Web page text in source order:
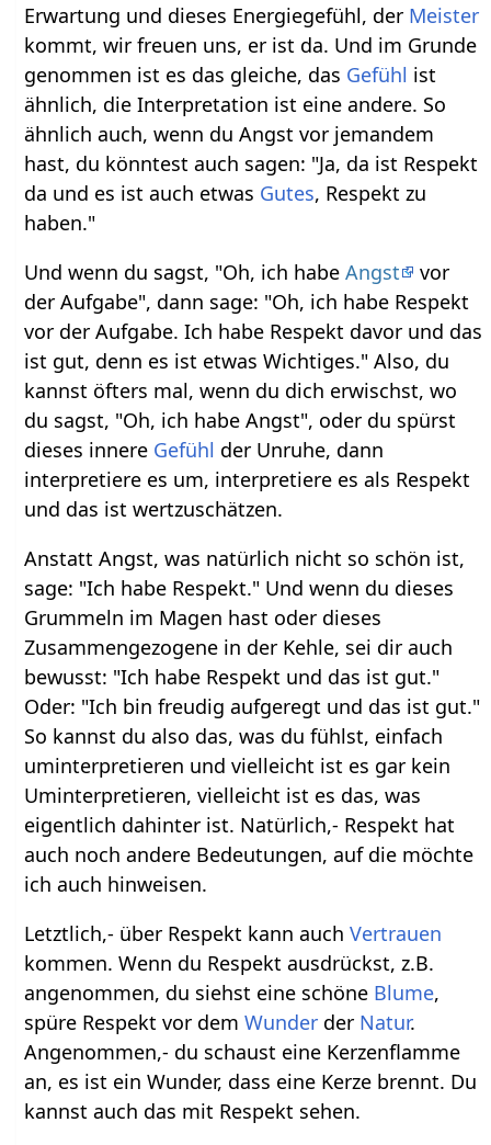
Erwartung und dieses Energiegefühl, der Meister
kommt, wir freuen uns, er ist da. Und im Grunde
genommen ist es das gleiche, das Gefühl ist
ähnlich, die Interpretation ist eine andere. So
ähnlich auch, wenn du Angst vor jemandem
hast, du könntest auch sagen: "Ja, da ist Respekt
da und es ist auch etwas Gutes, Respekt zu
haben."
Und wenn du sagst, "Oh, ich habeAngst
vor
der Aufgabe", dann sage: "Oh, ich habe Respekt
vor der Aufgabe. Ich habe Respekt davor und das
ist gut, denn es ist etwas Wichtiges." Also, du
kannst öfters mal, wenn du dich erwischst, wo
du sagst, "Oh, ich habe Angst", oder du spürst
dieses innere Gefühl der Unruhe, dann
interpretiere es um, interpretiere es als Respekt
und das ist wertzuschätzen.
Anstatt Angst, was natürlich nicht so schön ist,
sage: "Ich habe Respekt." Und wenn du dieses
Grummeln im Magen hast oder dieses
Zusammengezogene in der Kehle, sei dir auch
bewusst: "Ich habe Respekt und das ist gut."
Oder: "Ich bin freudig aufgeregt und das ist gut."
So kannst du also das, was du fühlst, einfach
uminterpretieren und vielleicht ist es gar kein
Uminterpretieren, vielleicht ist es das, was
eigentlich dahinter ist. Natürlich,- Respekt hat
auch noch andere Bedeutungen, auf die möchte
ich auch hinweisen.
Letztlich,- über Respekt kann auchVertrauen
kommen. Wenn du Respekt ausdrückst, z.B.
angenommen, du siehst eine schöne Blume,
spüre Respekt vor demWunder der Natur.
Angenommen,- du schaust eine Kerzenflamme
an, es ist ein Wunder, dass eine Kerze brennt. Du
kannst auch das mit Respekt sehen.